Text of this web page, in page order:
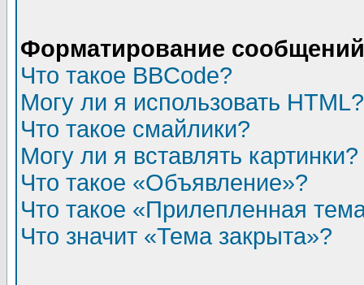
Форматирование
Что такое BBCode?
Могу ли я использовать HTML?
Что такое смайлики?
Могу ли я вставлять картинки?
Что такое «Объявление»?
Что такое «Прилепленная
Что значит «Тема закрыта»?